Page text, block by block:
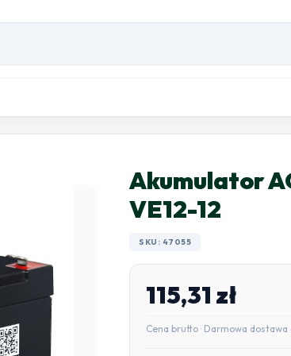
Akumulator
VE12-12
SKU: 47055
115,31 zł
Cena brutto · Darmowa dostawa